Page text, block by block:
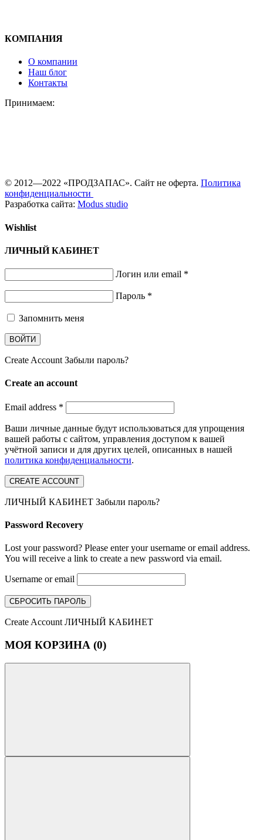
КОМПАНИЯ
О компании
Наш блог
Контакты
Принимаем:
© 2012—2022 «ПРОДЗАПАС». Сайт не оферта. Политика
конфиденциальности
Разработка сайта: Modus studio
Wishlist
ЛИЧНЫЙ КАБИНЕТ
Логин или email *
Пароль *
Запомнить меня
ВОЙТИ
Create Account Забыли пароль?
Create an account
Email address *
Ваши личные данные будут использоваться для упрощения
вашей работы с сайтом, управления доступом к вашей
учётной записи и для других целей, описанных в нашей
политика конфиденциальности.
CREATE ACCOUNT
ЛИЧНЫЙ КАБИНЕТ Забыли пароль?
Password Recovery
Lost your password? Please enter your username or email address.
You will receive a link to create a new password via email.
Username or email
СБРОСИТЬ ПАРОЛЬ
Create Account ЛИЧНЫЙ КАБИНЕТ
МОЯ КОРЗИНА (0)